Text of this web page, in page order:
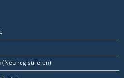
(Neu registrieren)